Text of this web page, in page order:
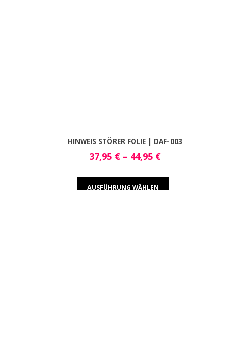
HINWEIS STÖRER FOLIE | DAF-003
37,95 €– 44,95 €
AUSFÜHRUNG WÄHLEN